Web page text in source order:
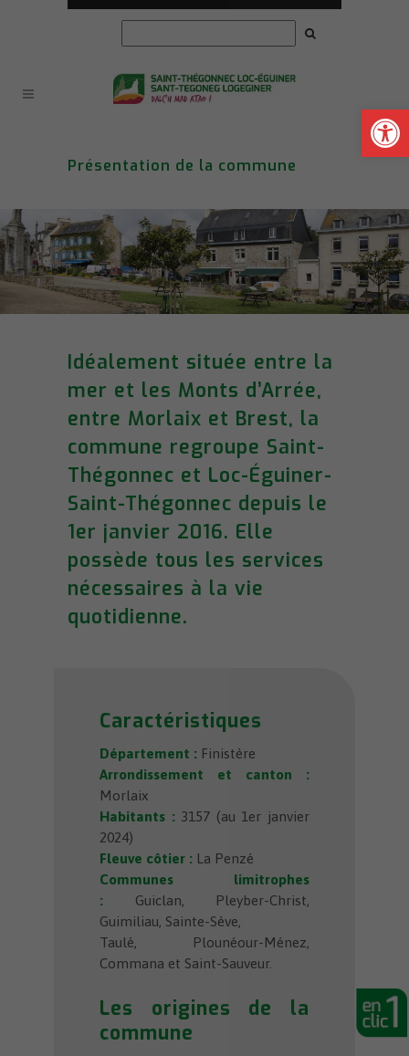
Ouvrir
Présentation de la commune
Idéalement située entre la
mer et les Monts d’Arrée,
entre Morlaix et Brest, la
commune regroupe Saint-
Thégonnec et Loc-Éguiner-
Saint-Thégonnec depuis le
1er janvier 2016. Elle
possède tous les services
nécessaires à la vie
quotidienne.
Caractéristiques
Département : Finistère
Arrondissement et canton :
Morlaix
Habitants :3157 (au 1er janvier
2024)
Fleuve côtier : La Penzé
Communes limitrophes
: Guiclan, Pleyber-Christ,
Guimiliau, Sainte-Sève,
Taulé, Plounéour-Ménez,
Commana et Saint-Sauveur.
Les origines de la
commune